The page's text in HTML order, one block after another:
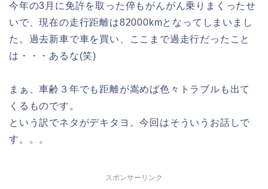
今年の3月に免許を取った倅もがんがん乗りまくったせ
いで、現在の走行距離は82000kmとなってしまいまし
た。過去新車で車を買い、ここまで過走行だったこと
は・・・あるな(笑)
まぁ、車齢３年でも距離が嵩めば色々トラブルも出て
くるものです。
という訳でネタがデキタヨ。今回はそういうお話しで
す。。。
スポンサーリンク